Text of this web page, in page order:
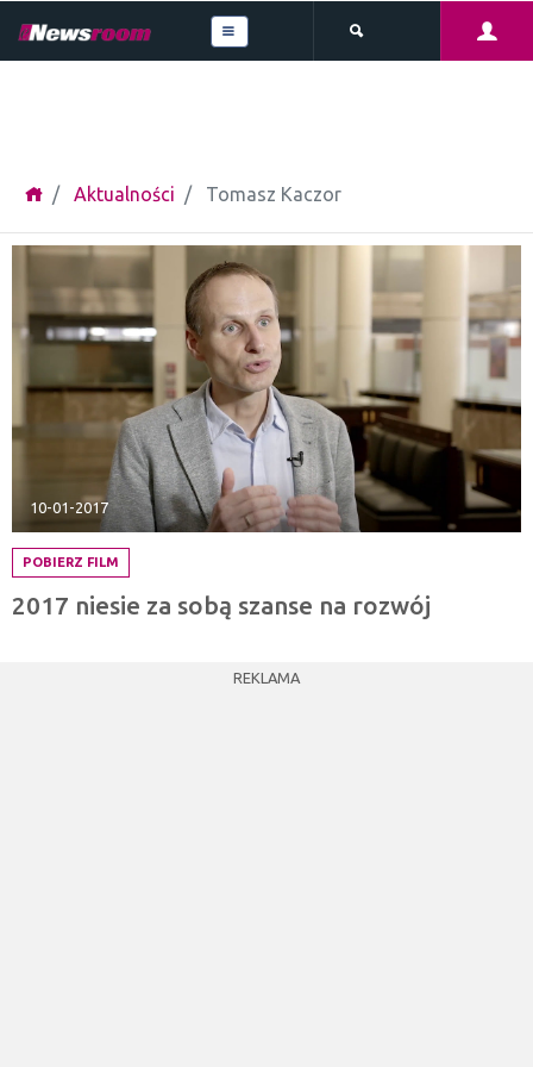
Aktualności Tomasz Kaczor
10-01-2017
POBIERZ FILM
2017 niesie za sobą szanse na rozwój
REKLAMA